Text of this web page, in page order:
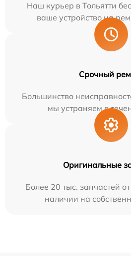
Наш курьер в Тольятти
ваше устройство на
Срочный
Большинство
мы устраняем в
Оригинальные
Более 20 тыс. запчастей
наличии на